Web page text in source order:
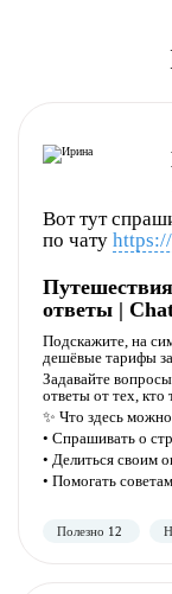
Вот тут
по чату
ответы |
Подскажите, на
дешёвые тарифы
Задавайте
ответы от тех,
✨ Что здесь
• Спрашивать о
• Делиться своим
• Помогать